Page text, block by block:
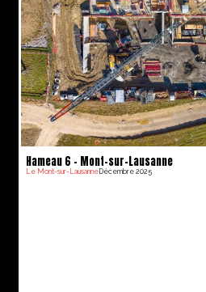
Hameau 6 – Mont-sur-Lausanne
Le Mont-sur-LausanneDécembre 2025